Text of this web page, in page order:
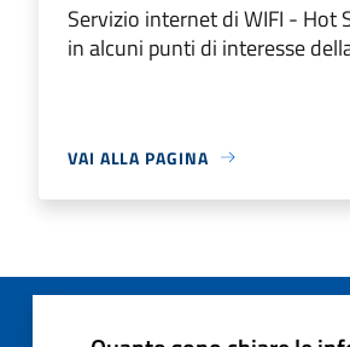
Servizio internet di WIFI - Hot
in alcuni punti di interesse
VAI ALLA PAGINA